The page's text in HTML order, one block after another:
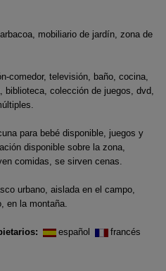
mobiliario de jardín, zona de
comedor, televisión, baño, cocina,
biblioteca, colección de juegos, dvd,
para bebé disponible, juegos y
disponible sobre la zona,
comidas, se sirven cenas.
urbano, aislada en el campo,
en la montaña.
español francés